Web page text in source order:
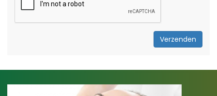
Verzenden